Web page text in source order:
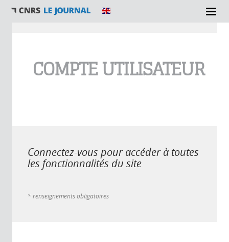
COMPTE UTILISATEUR
Connectez-vous pour accéder à toutes
les fonctionnalités du site
* renseignements obligatoires